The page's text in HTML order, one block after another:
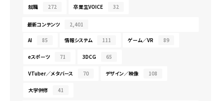
就職 272 卒業生VOICE 32
最新コンテンツ 2,401
AI 85 情報システム 111 ゲーム／VR 89
eスポーツ 71 3DCG 65
VTuber／メタバース 70 デザイン／映像 108
大学併修 41